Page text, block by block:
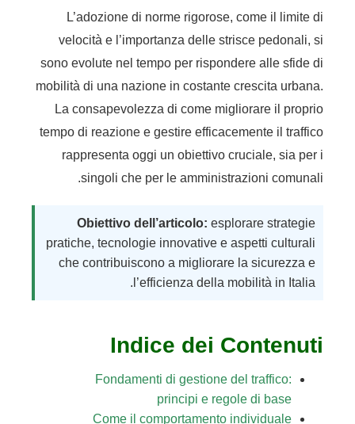
L’adozione di norme rigorose, come il limite di
velocità e l’importanza delle strisce pedonali, si
sono evolute nel tempo per rispondere alle sfide di
mobilità di una nazione in costante crescita urbana.
La consapevolezza di come migliorare il proprio
tempo di reazione e gestire efficacemente il traffico
rappresenta oggi un obiettivo cruciale, sia per i
singoli che per le amministrazioni comunali.
Obiettivo dell’articolo: esplorare strategie
pratiche, tecnologie innovative e aspetti culturali
che contribuiscono a migliorare la sicurezza e
l’efficienza della mobilità in Italia.
Indice dei Contenuti
Fondamenti di gestione del traffico:
principi e regole di base
Come il comportamento individuale